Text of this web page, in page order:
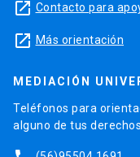
launch Contacto para
launch Más orientación
MEDIACIÓN
Teléfonos para
alguno de tus